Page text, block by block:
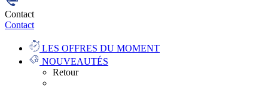
Contact
Contact
LES OFFRES DU MOMENT
NOUVEAUTÉS
Retour